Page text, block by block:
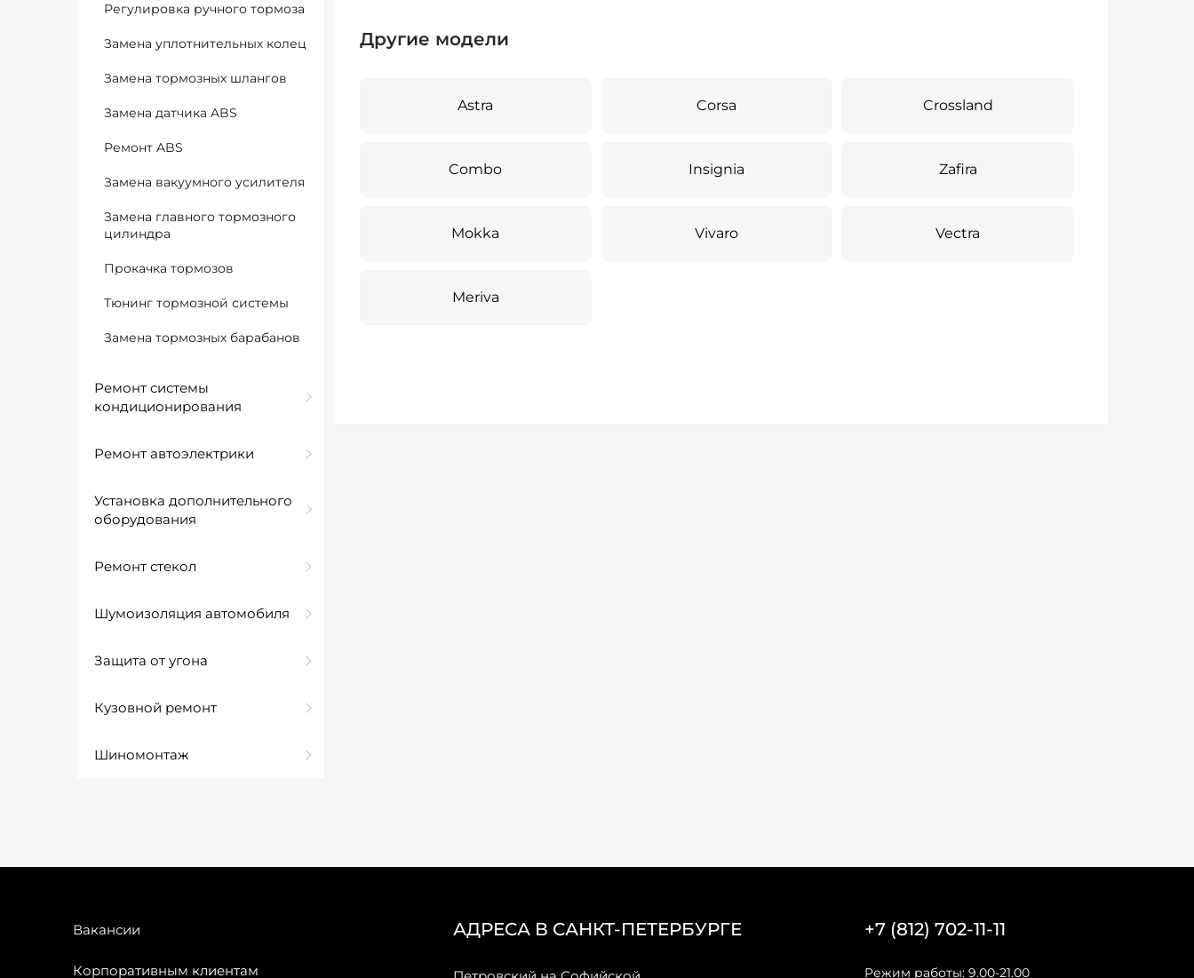
Регулировка ручного тормоза
Замена уплотнительных колец
Замена тормозных шлангов
Замена датчика ABS
Ремонт ABS
Замена вакуумного усилителя
Замена главного тормозного
цилиндра
Прокачка тормозов
Тюнинг тормозной системы
Замена тормозных барабанов
Ремонт системы
кондиционирования
Ремонт автоэлектрики
Установка дополнительного
оборудования
Ремонт стекол
Шумоизоляция автомобиля
Защита от угона
Кузовной ремонт
Шиномонтаж
Другие модели
Astra Corsa Crossland
Combo Insignia Zafira
Mokka Vivaro Vectra
Meriva
Вакансии
Корпоративным клиентам
АДРЕСА В САНКТ-ПЕТЕРБУРГЕ +7 (812) 702-11-11
Режим работы: 9.00-21.00